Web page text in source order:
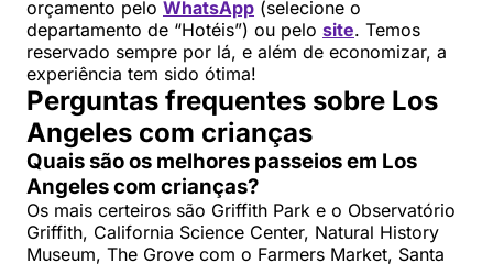
orçamento pelo WhatsApp (selecione o
departamento de “Hotéis”) ou pelo site. Temos
reservado sempre por lá, e além de economizar, a
experiência tem sido ótima!
Perguntas frequentes sobre Los
Angeles com crianças
Quais são os melhores passeios em Los
Angeles com crianças?
Os mais certeiros são Griffith Park e o Observatório
Griffith, California Science Center, Natural History
Museum, The Grove com o Farmers Market, Santa